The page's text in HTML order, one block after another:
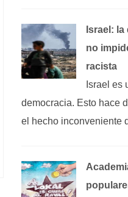
Israel:
no
racista
Israel es
democracia. Esto hace
el hecho inconveniente